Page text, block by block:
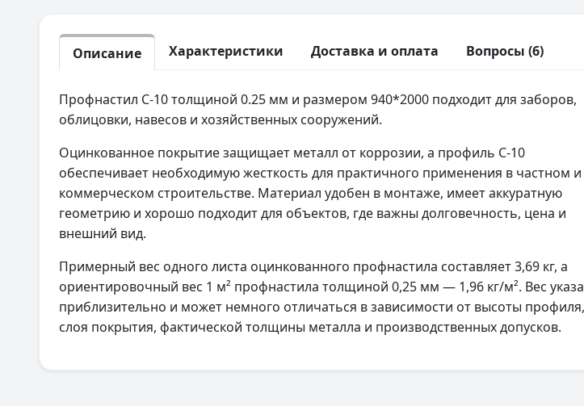
Описание Характеристики Доставка и оплата Вопросы (6)
Профнастил С-10 толщиной 0.25 мм и размером 940*2000 подходит для заборов,
облицовки, навесов и хозяйственных сооружений.
Оцинкованное покрытие защищает металл от коррозии, а профиль С-10
обеспечивает необходимую жесткость для практичного применения в частном и
коммерческом строительстве. Материал удобен в монтаже, имеет аккуратную
геометрию и хорошо подходит для объектов, где важны долговечность, цена и
внешний вид.
Примерный вес одного листа оцинкованного профнастила составляет 3,69 кг, а
ориентировочный вес 1 м² профнастила толщиной 0,25 мм — 1,96 кг/м². Вес
приблизительно и может немного отличаться в зависимости от высоты профиля,
слоя покрытия, фактической толщины металла и производственных допусков.